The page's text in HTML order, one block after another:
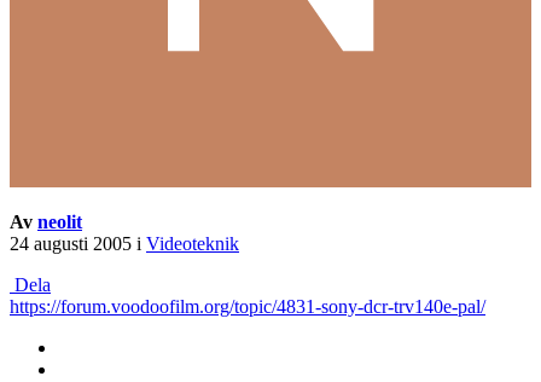
Av neolit
24 augusti 2005 i Videoteknik
Dela
https://forum.voodoofilm.org/topic/4831-sony-dcr-trv140e-pal/